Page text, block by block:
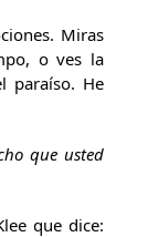
Miras
o ves la
paraíso. He
que usted
que dice: